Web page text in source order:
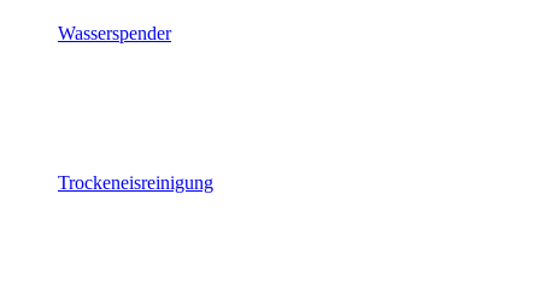
Wasserspender
Trockeneisreinigung